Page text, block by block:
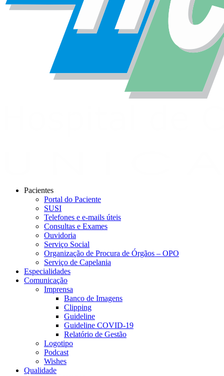
Pacientes
Portal do Paciente
SUSI
Telefones e e-mails úteis
Consultas e Exames
Ouvidoria
Serviço Social
Organização de Procura de Órgãos – OPO
Serviço de Capelania
Especialidades
Comunicação
Imprensa
Banco de Imagens
Clipping
Guideline
Guideline COVID-19
Relatório de Gestão
Logotipo
Podcast
Wishes
Qualidade